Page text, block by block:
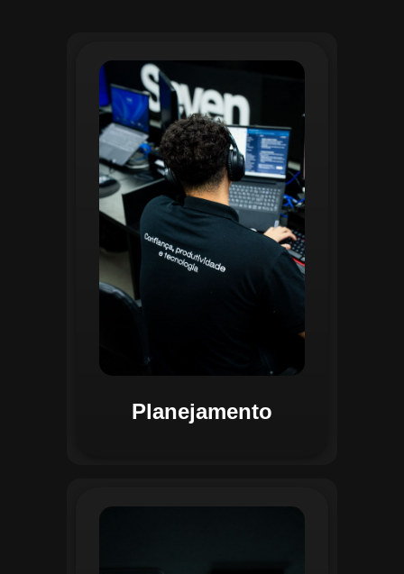
Planejamento
O planejamento dentro do CGI é
realizado por uma equipe
especializada que utiliza
ferramentas avançadas para
estruturar ordens de serviço, fluxos
de trabalho e parametrizações
operacionais. Essa etapa envolve a
análise detalhada de criticidade por
atividade, permitindo alocar
recursos de forma eficiente e
garantir que todas as ações estejam
alinhadas aos objetivos
estratégicos.